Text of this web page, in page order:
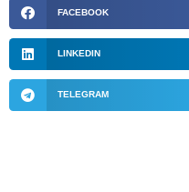
FACEBOOK
LINKEDIN
TELEGRAM